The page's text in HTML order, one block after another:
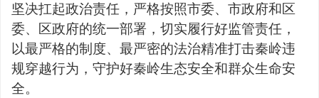
坚决扛起政治责任，严格按照市委、市政府和区
委、区政府的统一部署，切实履行好监管责任，
以最严格的制度、最严密的法治精准打击秦岭违
规穿越行为，守护好秦岭生态安全和群众生命安
全。